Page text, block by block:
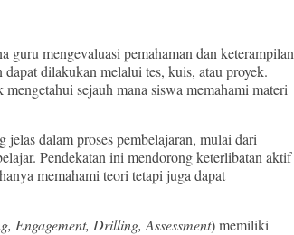
mengevaluasi pemahaman dan keterampilan
dilakukan melalui tes, kuis, atau proyek.
sejauh mana siswa memahami materi
dalam proses pembelajaran, mulai dari
Pendekatan ini mendorong keterlibatan aktif
memahami teori tetapi juga dapat
Engagement, Drilling, Assessment) memiliki